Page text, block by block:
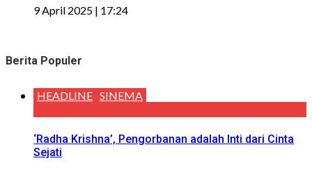
9 April 2025 | 17:24
Berita Populer
HEADLINE SINEMA
‘Radha Krishna’, Pengorbanan adalah Inti dari Cinta
Sejati